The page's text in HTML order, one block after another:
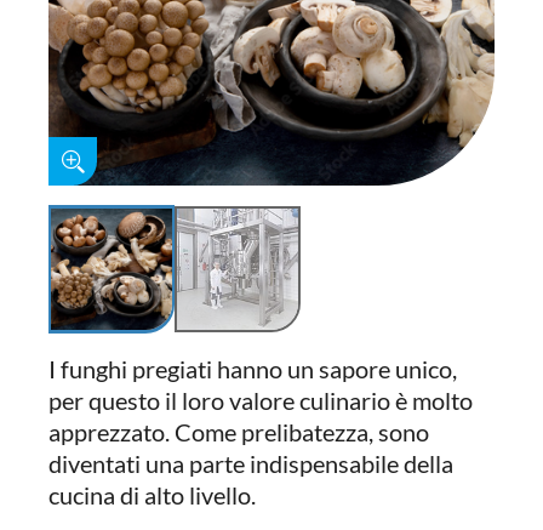
I funghi pregiati hanno un sapore unico,
per questo il loro valore culinario è molto
apprezzato. Come prelibatezza, sono
diventati una parte indispensabile della
cucina di alto livello.